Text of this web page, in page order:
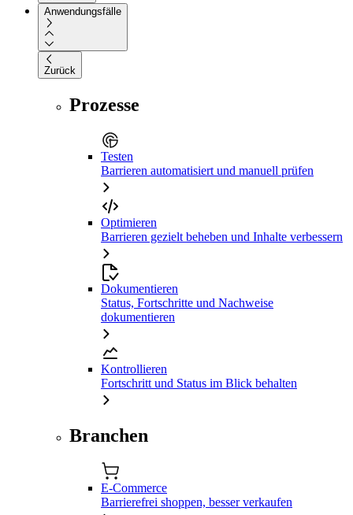
Anwendungsfälle
Zurück
Prozesse
Testen
Barrieren automatisiert und manuell prüfen
Optimieren
Barrieren gezielt beheben und Inhalte verbessern
Dokumentieren
Status, Fortschritte und Nachweise
dokumentieren
Kontrollieren
Fortschritt und Status im Blick behalten
Branchen
E-Commerce
Barrierefrei shoppen, besser verkaufen